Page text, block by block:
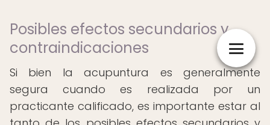
Posibles efectos secundarios y
contraindicaciones
Si bien la acupuntura es generalmente
segura cuando es realizada por un
practicante calificado, es importante estar al